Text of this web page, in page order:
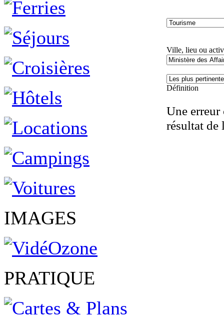
IMAGES
PRATIQUE
Ville, lieu ou
Définition
Une
résultat de